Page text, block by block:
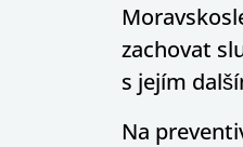
zachovat
s jejím
Na